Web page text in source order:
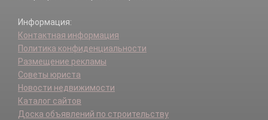
Информация:
Контактная информация
Политика конфиденциальности
Размещение рекламы
Советы юриста
Новости недвижимости
Каталог сайтов
Доска объявлений по строительству